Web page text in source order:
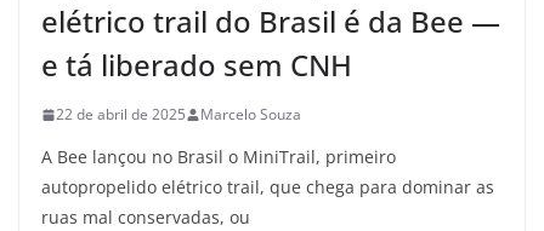
elétrico trail do Brasil é da Bee —
e tá liberado sem CNH
22 de abril de 2025 Marcelo Souza
A Bee lançou no Brasil o MiniTrail, primeiro
autopropelido elétrico trail, que chega para dominar as
ruas mal conservadas, ou